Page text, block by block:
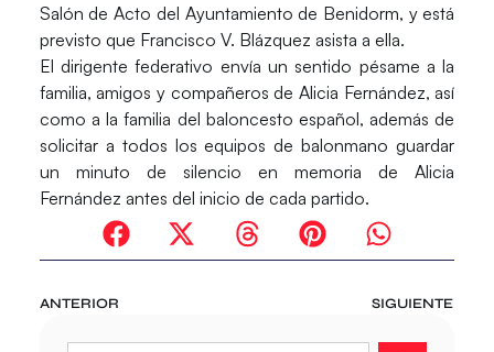
Salón de Acto del Ayuntamiento de Benidorm, y está
previsto que Francisco V. Blázquez asista a ella.
El dirigente federativo envía un sentido pésame a la
familia, amigos y compañeros de Alicia Fernández, así
como a la familia del baloncesto español, además de
solicitar a todos los equipos de balonmano guardar
un minuto de silencio en memoria de Alicia
Fernández antes del inicio de cada partido.
ANTERIOR SIGUIENTE